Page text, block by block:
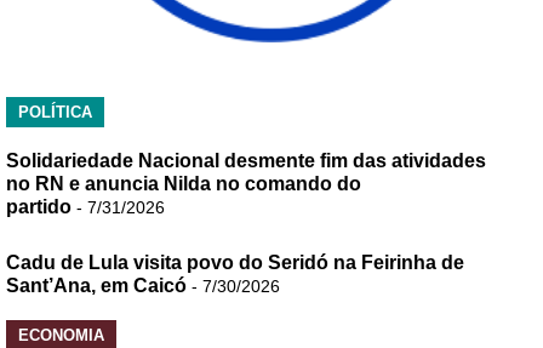
POLÍTICA
Solidariedade Nacional desmente fim das atividades
no RN e anuncia Nilda no comando do
partido - 7/31/2026
Cadu de Lula visita povo do Seridó na Feirinha de
Sant’Ana, em Caicó - 7/30/2026
ECONOMIA